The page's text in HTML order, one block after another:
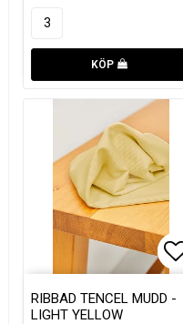
KÖP
RIBBAD TENCEL MUDD -
LIGHT YELLOW